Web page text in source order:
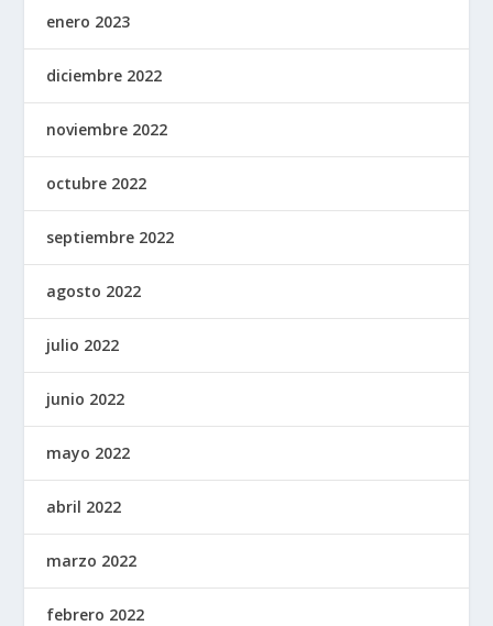
enero 2023
diciembre 2022
noviembre 2022
octubre 2022
septiembre 2022
agosto 2022
julio 2022
junio 2022
mayo 2022
abril 2022
marzo 2022
febrero 2022